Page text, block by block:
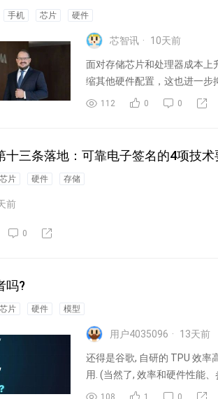
手机 芯片 硬件
芯智讯 10天前
面对存储芯片和处理器成本上
缩其他硬件配置，这也进一步
112 0 0
十三条落地：可靠电子签名的4项技
芯片 硬件 存储
前
0
吗?
芯片 硬件 模型
用户4035096 13天前
还得是谷歌, 自研的 TPU 效
用. (当然了, 效率和硬件性能、
108 1 0